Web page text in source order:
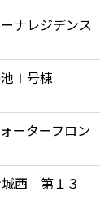
ナレジデンス
池Ⅰ号棟
ーターフロン
城西 第１３